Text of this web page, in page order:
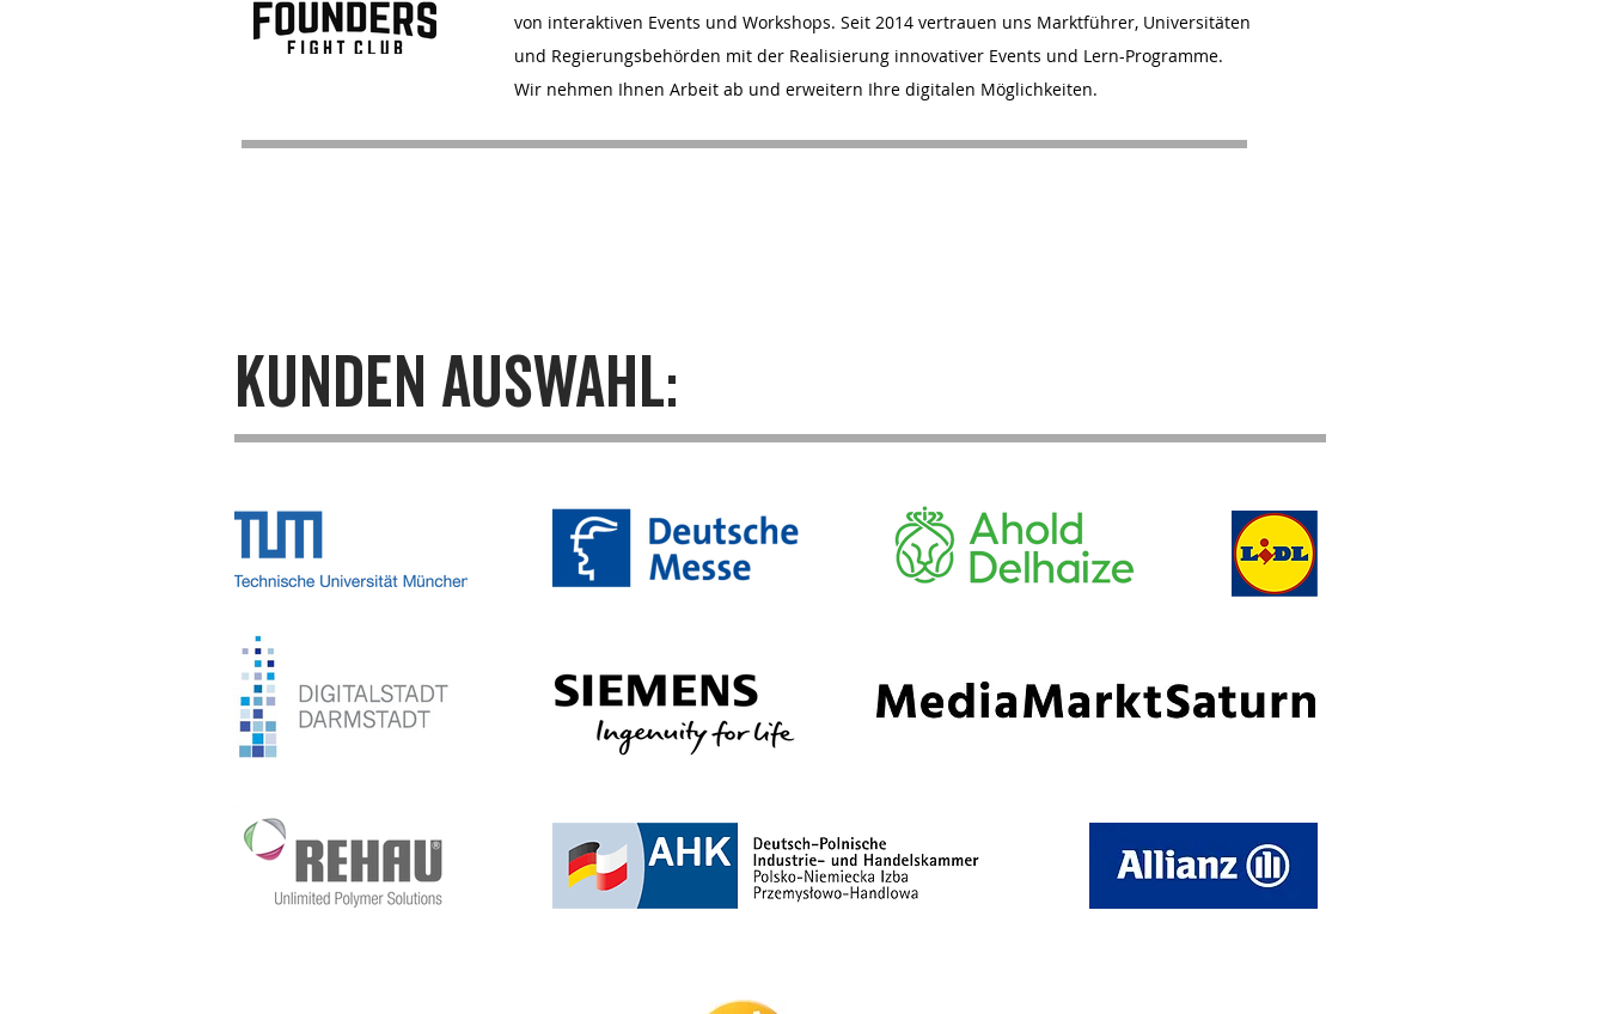
von interaktiven Events und Workshops. Seit 2014 vertrauen uns Marktführer, Universitäten
und Regierungsbehörden mit der Realisierung innovativer Events und Lern-Programme.
Wir nehmen Ihnen Arbeit ab und erweitern Ihre digitalen Möglichkeiten.
kunden auswahl: